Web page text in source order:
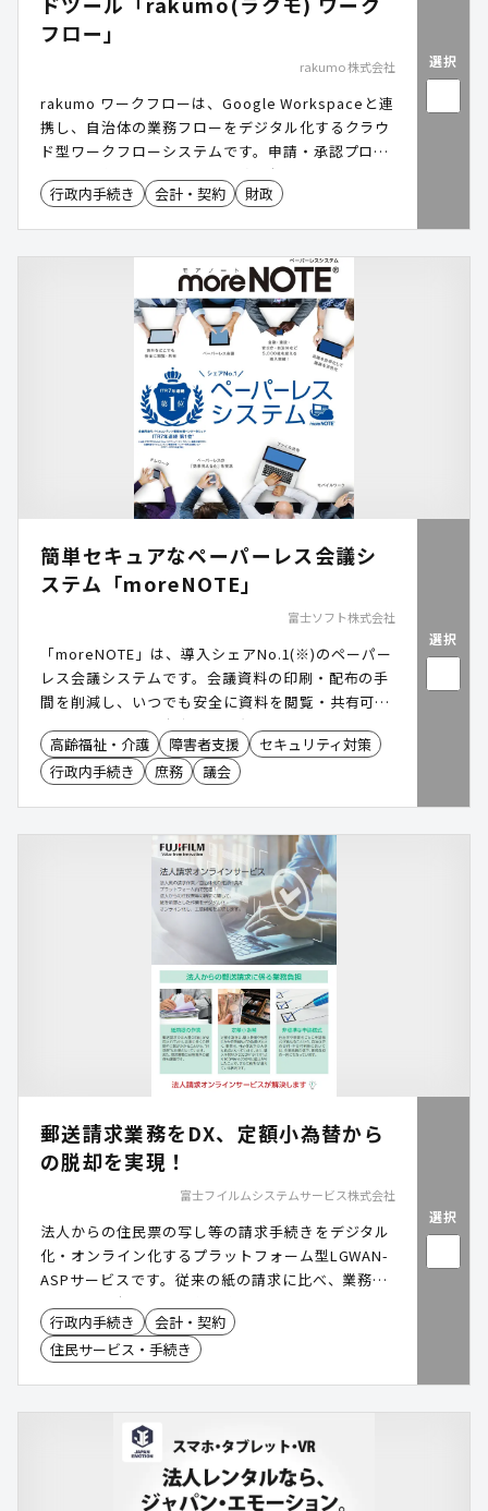
フロー」
rakumo 株式会社
rakumo ワークフローは、Google Workspaceと連
携し、自治体の業務フローをデジタル化するクラウ
ド型ワークフローシステムです。申請・承認プロセ
スを効率化し、紙ベースの業務を削減。ノーコード
で申請書作成が可能で、スマホ・タブレット対応に
行政内手続き 会計・契約 財政
選択
簡単セキュアなペーパーレス会議シ
ステム「moreNOTE」
富士ソフト株式会社
「moreNOTE」は、導入シェアNo.1(※)のペーパー
レス会議システムです。会議資料の印刷・配布の手
間を削減し、いつでも安全に資料を閲覧・共有可能
にします。議会・庁内会議・各種審査会などで幅広
くご活用いただいています。 ※出典：ITR「ITR
Market View：ユニファイド・エンドポイント管理
高齢福祉・介護 障害者支援
セキュリティ対策
行政内手続き
庶務 議会
選択
郵送請求業務をDX、定額小為替から
の脱却を実現！
富士フイルムシステムサービス株式会社
法人からの住民票の写し等の請求手続きをデジタル
化・オンライン化するプラットフォーム型LGWAN-
ASPサービスです。従来の紙の請求に比べ、業務負
担の大幅な削減と効率化を実現します。
行政内手続き
会計・契約
住民サービス・手続き
選択